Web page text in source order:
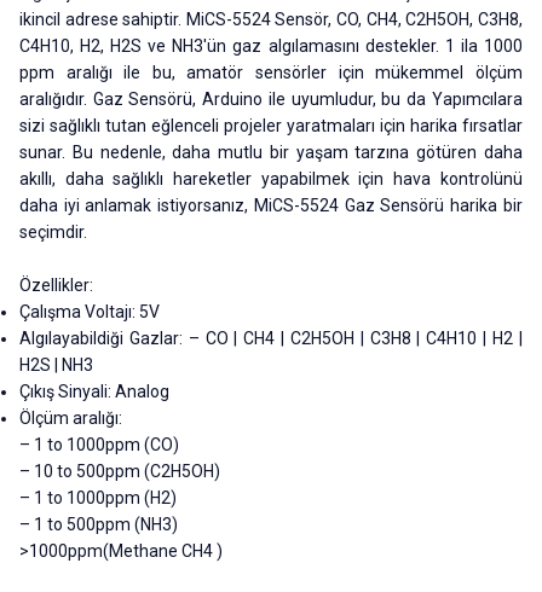
ikincil adrese sahiptir. MiCS-5524 Sensör, CO, CH4, C2H5OH, C3H8,
C4H10, H2, H2S ve NH3'ün gaz algılamasını destekler. 1 ila 1000
ppm aralığı ile bu, amatör sensörler için mükemmel ölçüm
aralığıdır. Gaz Sensörü, Arduino ile uyumludur, bu da Yapımcılara
sizi sağlıklı tutan eğlenceli projeler yaratmaları için harika fırsatlar
sunar. Bu nedenle, daha mutlu bir yaşam tarzına götüren daha
akıllı, daha sağlıklı hareketler yapabilmek için hava kontrolünü
daha iyi anlamak istiyorsanız, MiCS-5524 Gaz Sensörü harika bir
seçimdir.
Özellikler:
Çalışma Voltajı: 5V
Algılayabildiği Gazlar: – CO | CH4 | C2H5OH | C3H8 | C4H10 | H2 |
H2S | NH3
Çıkış Sinyali: Analog
Ölçüm aralığı:
– 1 to 1000ppm (CO)
– 10 to 500ppm (C2H5OH)
– 1 to 1000ppm (H2)
– 1 to 500ppm (NH3)
>1000ppm(Methane CH4 )